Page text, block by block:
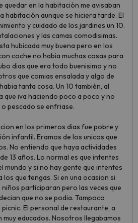
quedar en la habitación me avisaban
habitación aunque se hiciera tarde. El
y cuidado de los jardines un 10.
y las camas comodisimas.
hubicada muy buena pero en los
coche no habia muchas cosas para
dias que era todo buenisimo y no
que comias ensalada y algo de
tanta cosa. Un 10 también, al
que iva haciendo poco a poco y no
pescado se enfriase.
en los primeros dias fue pobre y
infantil. Eramos de los unicos que
No entiendo que haya actividades
13 años. Lo normal es que intentes
mundo y si no hay gente que intentes
que tengas. Si en una ocasion si
participaran pero las veces que
que no se podia. Tampoco
El personal de restaurante, a
educados. Nosotros llegabamos